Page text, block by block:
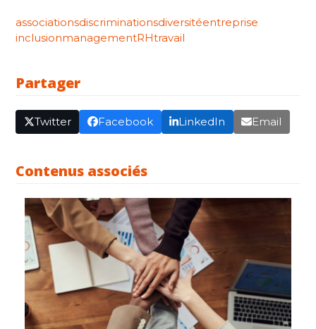
associationsdiscriminationsdiversitéentreprise
inclusionmanagementRHtravail
Partager
Twitter Facebook LinkedIn Email
Contenus associés